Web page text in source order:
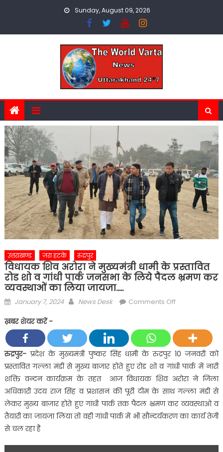
Sunday, August 09, 2026
उत्तराखण्ड ज़रा हटके रुद्रपुर
विधायक शिव अरोरा ने मुख्यमंत्री धामी के प्रस्तावित
रोड शो व गांधी पार्क जनसभा के लिये पैदल भ्रमण कर
व्यवस्थाओं का लिया जायजा…..
Posted
January 7, 2024 Author
News Desk Comments Offon
अरोरा
ने
मुख्यमंत्री
धामी
के
प्रस्तावित
रोड
शो
ख़बर शेयर करें -
रुद्रपुर-प्रदेश के मुख्यमंत्री पुष्कर सिंह धामी के रुद्रपुर 10 जनवरी को
प्रस्तावित गल्ला मंडी से मुख्य बाजार होते हुए रोड शो व गांधी पार्क में नारी
शक्ति वन्दन कार्यक्रम के तहत आज विधायक शिव अरोरा ने जिला
अधिकारी उदय राज सिंह व प्रशासन की पूरी टीम के साथ गल्ला मंडी से
लेकर मुख्य बाजार होते हुए गांधी पार्क तक पैदल भ्रमण कर व्यवस्थाओ व
तैयारी का जायजा लिया तो वही गांधी पार्क में भी सौन्दर्यकरण का कार्य तेजी
से चल रहा है